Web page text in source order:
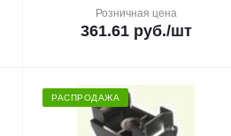
Розничная цена
361.61руб./шт
РАСПРОДАЖА